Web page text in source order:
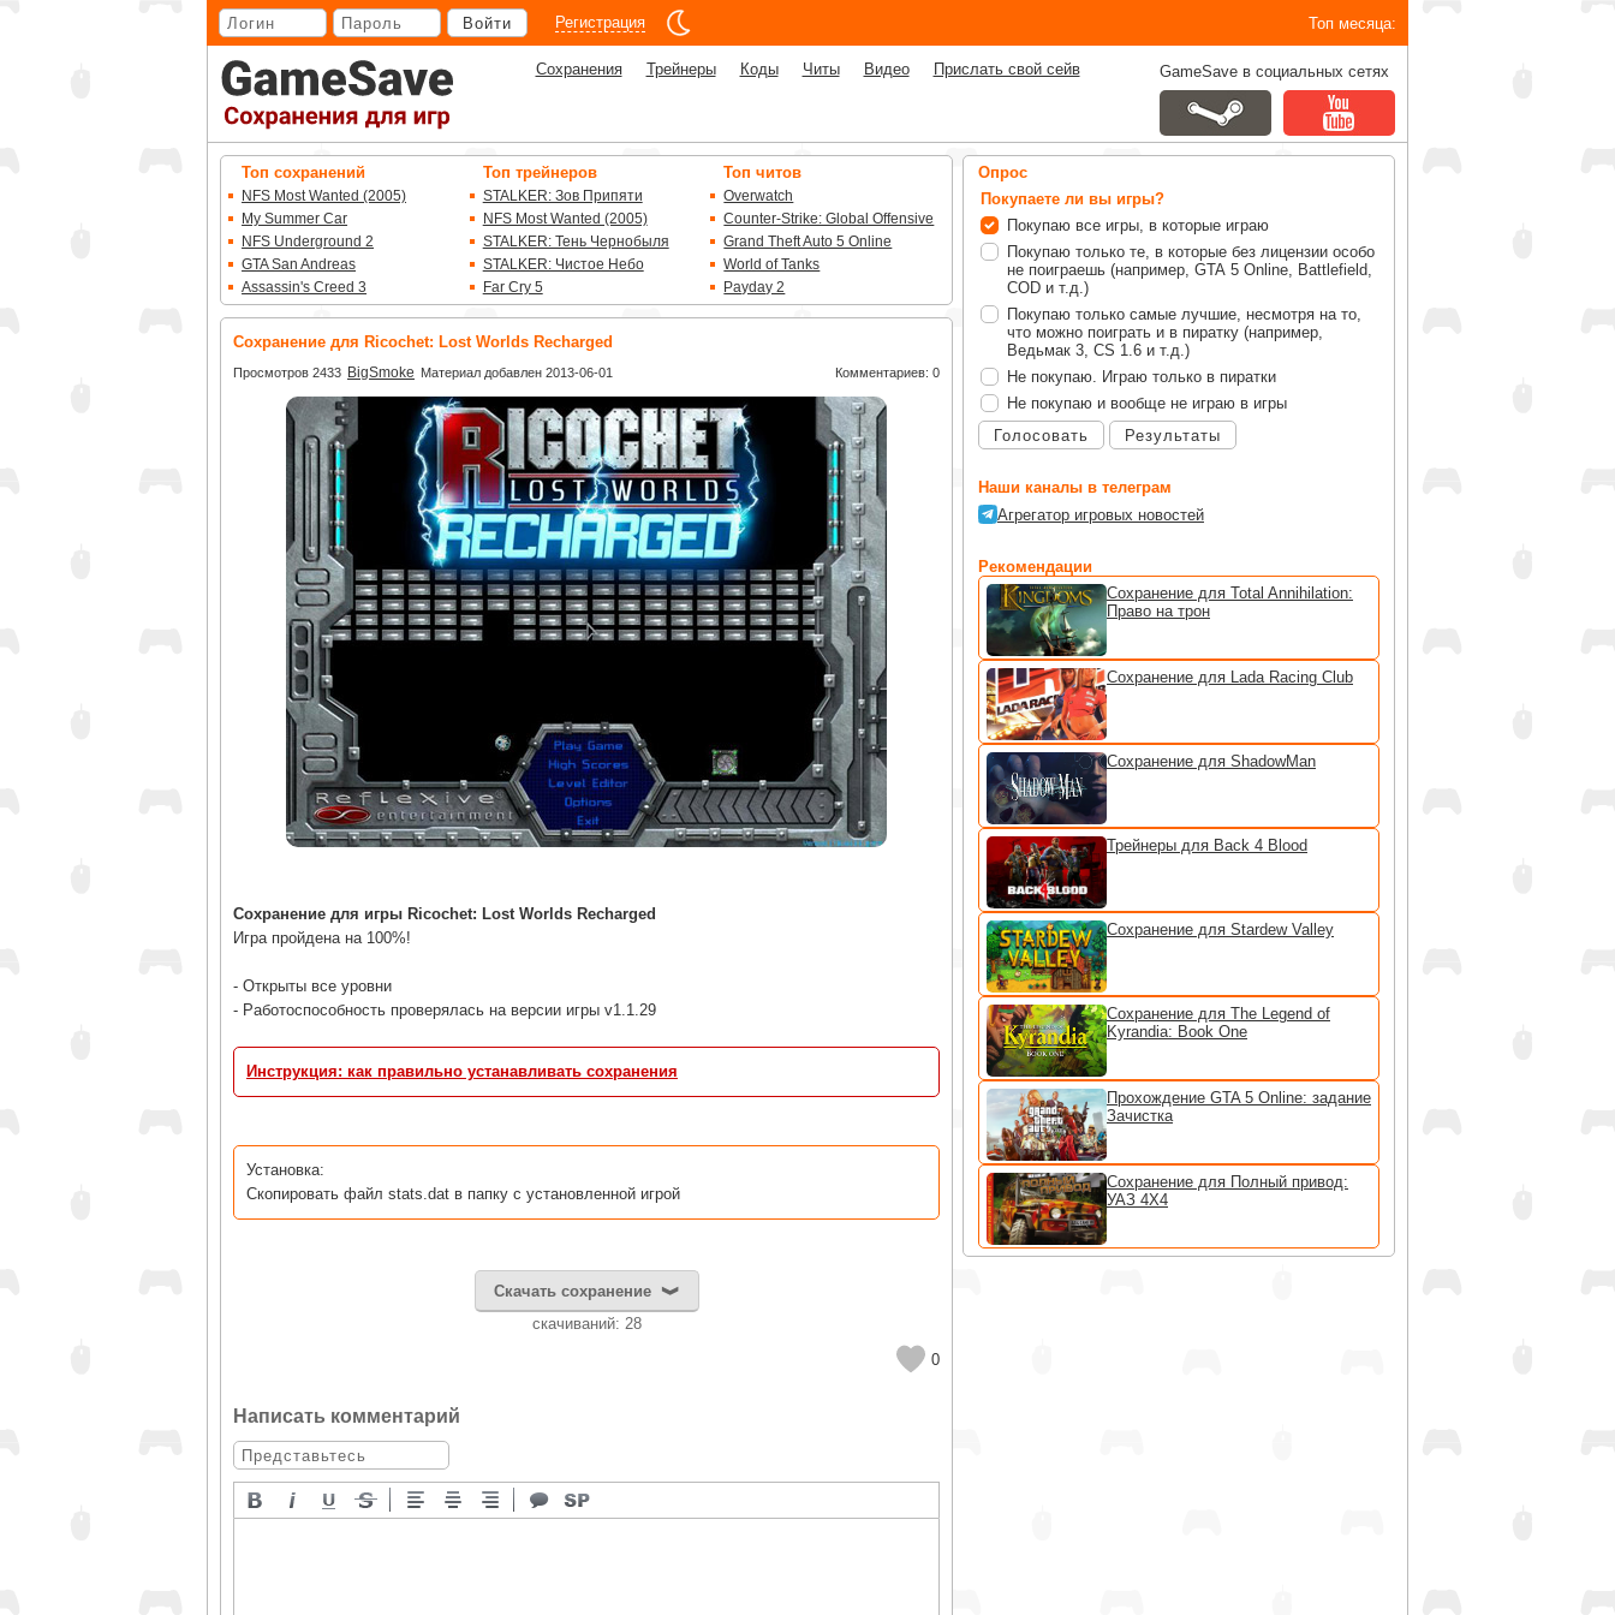
Войти Регистрация Топ месяца:
Сохранения Трейнеры Коды Читы Видео Прислать свой сейв GameSave в социальных сетях
Топ сохранений
NFS Most Wanted (2005)
My Summer Car
NFS Underground 2
GTA San Andreas
Assassin's Creed 3
Топ трейнеров
STALKER: Зов Припяти
NFS Most Wanted (2005)
STALKER: Тень Чернобыля
STALKER: Чистое Небо
Far Cry 5
Топ читов
Overwatch
Counter-Strike: Global Offensive
Grand Theft Auto 5 Online
World of Tanks
Payday 2
Сохранение для Ricochet: Lost Worlds Recharged
Просмотров 2433 BigSmoke Материал добавлен 2013-06-01 Комментариев: 0
Сохранение для игры Ricochet: Lost Worlds Recharged
Игра пройдена на 100%!
- Открыты все уровни
- Работоспособность проверялась на версии игры v1.1.29
Инструкция: как правильно устанавливать сохранения
Установка:
Скопировать файл stats.dat в папку с установленной игрой
Скачать сохранение
cкачиваний: 28
0
Написать комментарий
Опрос
Покупаете ли вы игры?
Покупаю все игры, в которые играю
Покупаю только те, в которые без лицензии особо
не поиграешь (например, GTA 5 Online, Battlefield,
COD и т.д.)
Покупаю только самые лучшие, несмотря на то,
что можно поиграть и в пиратку (например,
Ведьмак 3, CS 1.6 и т.д.)
Не покупаю. Играю только в пиратки
Не покупаю и вообще не играю в игры
Голосовать
Результаты
Наши каналы в телеграм
Агрегатор игровых новостей
Рекомендации
Сохранение для Total Annihilation:
Право на трон
Сохранение для Lada Racing Club
Сохранение для ShadowMan
Трейнеры для Back 4 Blood
Сохранение для Stardew Valley
Сохранение для The Legend of
Kyrandia: Book One
Прохождение GTA 5 Online: задание
Зачистка
Сохранение для Полный привод:
УАЗ 4Х4